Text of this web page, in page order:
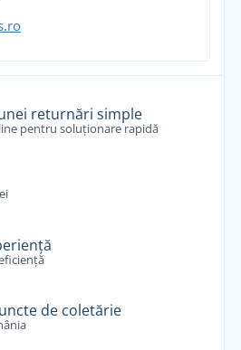
returnări simple
pentru soluționare rapidă
de coletărie